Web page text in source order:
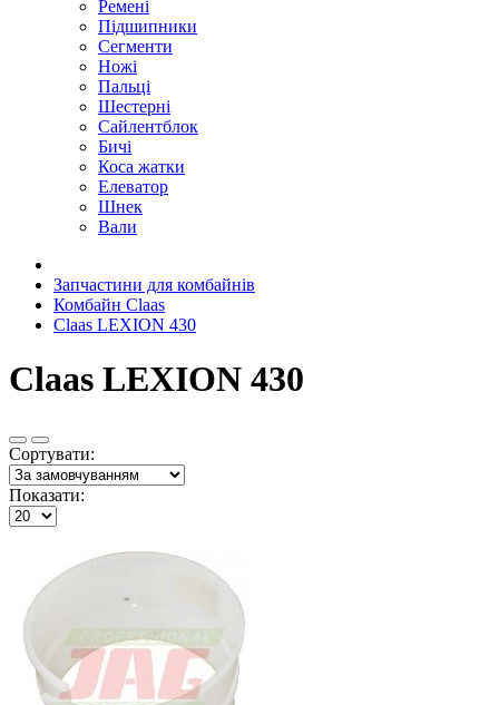
Ремені
Підшипники
Сегменти
Ножі
Пальці
Шестерні
Сайлентблок
Бичі
Коса жатки
Елеватор
Шнек
Вали
Запчастини для комбайнів
Комбайн Claas
Claas LEXION 430
Claas LEXION 430
Сортувати:
Показати: